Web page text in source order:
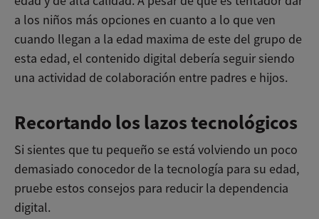
a los niños más opciones en cuanto a lo que ven
cuando llegan a la edad maxima de este del grupo de
esta edad, el contenido digital debería seguir siendo
una actividad de colaboración entre padres e hijos.
Recortando los lazos tecnológicos
Si sientes que tu pequeño se está volviendo un poco
demasiado conocedor de la tecnología para su edad,
pruebe estos consejos para reducir la dependencia
digital.